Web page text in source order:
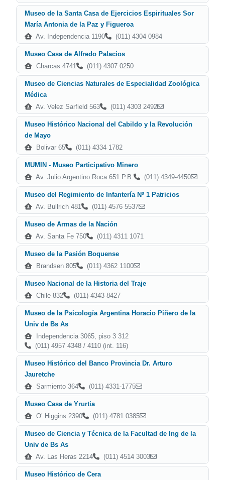
Museo de la Santa Casa de Ejercicios Espirituales Sor
María Antonia de la Paz y Figueroa
Av. Independencia 1190
(011) 4304 0984
Museo Casa de Alfredo Palacios
Charcas 4741
(011) 4307 0250
Museo de Ciencias Naturales de Especialidad Zoológica
Médica
Av. Velez Sarfield 563
(011) 4303 2492
Museo Histórico Nacional del Cabildo y la Revolución
de Mayo
Bolivar 65
(011) 4334 1782
MUMIN - Museo Participativo Minero
Av. Julio Argentino Roca 651 P.B.
(011) 4349-4450
Museo del Regimiento de Infantería Nº 1 Patricios
Av. Bullrich 481
(011) 4576 5537
Museo de Armas de la Nación
Av. Santa Fe 750
(011) 4311 1071
Museo de la Pasión Boquense
Brandsen 805
(011) 4362 1100
Museo Nacional de la Historia del Traje
Chile 832
(011) 4343 8427
Museo de la Psicología Argentina Horacio Piñero de la
Univ de Bs As
Independencia 3065, piso 3 312
(011) 4957 4348 / 4110 (int. 116)
Museo Histórico del Banco Provincia Dr. Arturo
Jauretche
Sarmiento 364
(011) 4331-1775
Museo Casa de Yrurtia
O’ Higgins 2390
(011) 4781 0385
Museo de Ciencia y Técnica de la Facultad de Ing de la
Univ de Bs As
Av. Las Heras 2214
(011) 4514 3003
Museo Histórico de Cera